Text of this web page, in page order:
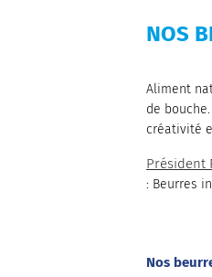
NOS
Aliment
de
créativité
Président
: Beurres
Nos